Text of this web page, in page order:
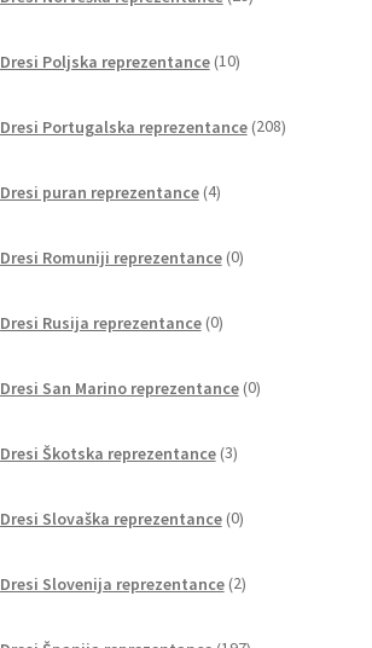
izdelkov
Dresi Poljska reprezentance 10izdelkov
Dresi Portugalska reprezentance 208izdelkov
Dresi puran reprezentance 4izdelki
Dresi Romuniji reprezentance 0izdelkov
Dresi Rusija reprezentance 0izdelkov
Dresi San Marino reprezentance 0izdelkov
Dresi Škotska reprezentance 3izdelki
Dresi Slovaška reprezentance 0izdelkov
Dresi Slovenija reprezentance 2izdelka